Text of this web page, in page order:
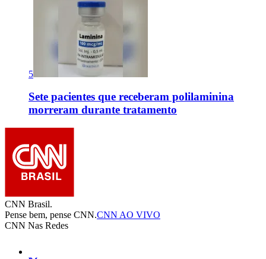
5
Sete pacientes que receberam polilaminina
morreram durante tratamento
CNN Brasil.
Pense bem, pense CNN.CNN AO VIVO
CNN Nas Redes